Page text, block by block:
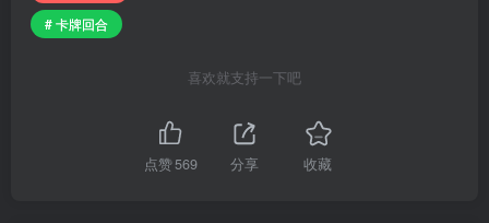
# 卡牌回合
喜欢就支持一下吧
点赞569 分享 收藏